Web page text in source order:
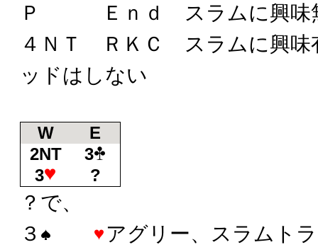
Ｐ Ｅｎｄ スラムに興味
４ＮＴ ＲＫＣ スラムに興
ッドはしない
W
E
2NT
3
3
?
？で、
３
アグリー、スラムト